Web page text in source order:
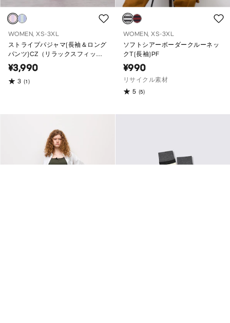
WOMEN, XS-3XL
ストライプパジャマ(長袖＆ロング
パンツ)CZ（リラックスフィッ
ト）
¥3,990
3 (1)
WOMEN, XS-3XL
ソフトシアーボーダークルーネッ
クT(長袖)PF
¥990
リサイクル素材
5 (5)